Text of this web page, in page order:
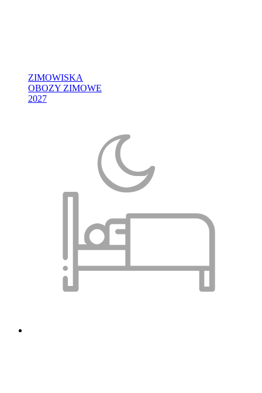
ZIMOWISKA
OBOZY ZIMOWE
2027